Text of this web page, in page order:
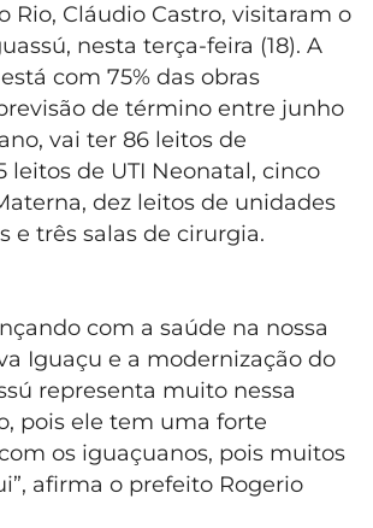
Rio, Cláudio Castro, visitaram o
nesta terça-feira (18). A
com 75% das obras
de término entre junho
vai ter 86 leitos de
leitos de UTI Neonatal, cinco
dez leitos de unidades
e três salas de cirurgia.
com a saúde na nossa
Iguaçu e a modernização do
representa muito nessa
pois ele tem uma forte
os iguaçuanos, pois muitos
afirma o prefeito Rogerio